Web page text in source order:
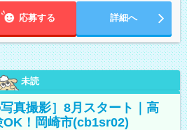
応募する 詳細へ
未読
真撮影］8月スタート｜高
OK！岡崎市(cb1sr02)